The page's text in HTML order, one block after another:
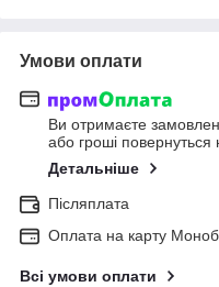
Умови оплати
Ви отримаєте
або гроші повернуться
Детальніше
Післяплата
Оплата на карту
Всі умови оплати